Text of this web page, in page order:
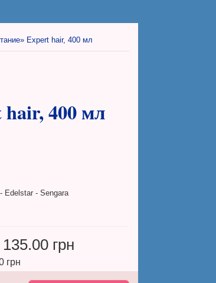
Expert hair, 400 мл
400 мл
Edelstar - Sengara
135.00 грн
грн